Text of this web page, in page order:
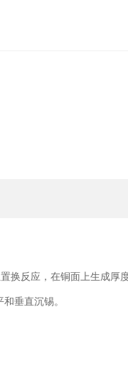
换反应，在铜面上生成
垂直沉锡。